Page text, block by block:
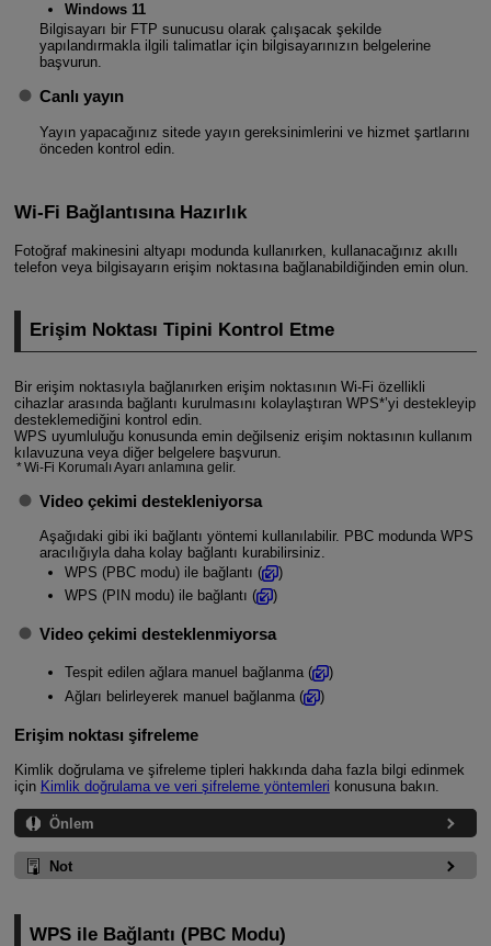
Windows 11
Bilgisayarı bir FTP sunucusu olarak çalışacak şekilde
yapılandırmakla ilgili talimatlar için bilgisayarınızın belgelerine
başvurun.
Canlı yayın
Yayın yapacağınız sitede yayın gereksinimlerini ve hizmet şartlarını
önceden kontrol edin.
Wi-Fi Bağlantısına Hazırlık
Fotoğraf makinesini altyapı modunda kullanırken, kullanacağınız akıllı
telefon veya bilgisayarın erişim noktasına bağlanabildiğinden emin olun.
Erişim Noktası Tipini Kontrol Etme
Bir erişim noktasıyla bağlanırken erişim noktasının Wi-Fi özellikli
cihazlar arasında bağlantı kurulmasını kolaylaştıran WPS*’yi destekleyip
desteklemediğini kontrol edin.
WPS uyumluluğu konusunda emin değilseniz erişim noktasının kullanım
kılavuzuna veya diğer belgelere başvurun.
Wi-Fi Korumalı Ayarı anlamına gelir.
Video çekimi destekleniyorsa
Aşağıdaki gibi iki bağlantı yöntemi kullanılabilir. PBC modunda WPS
aracılığıyla daha kolay bağlantı kurabilirsiniz.
WPS (PBC modu) ile bağlantı (
)
WPS (PIN modu) ile bağlantı (
)
Video çekimi desteklenmiyorsa
Tespit edilen ağlara manuel bağlanma (
)
Ağları belirleyerek manuel bağlanma (
)
Erişim noktası şifreleme
Kimlik doğrulama ve şifreleme tipleri hakkında daha fazla bilgi edinmek
için Kimlik doğrulama ve veri şifreleme yöntemleri konusuna bakın.
Önlem
Not
WPS ile Bağlantı (PBC Modu)